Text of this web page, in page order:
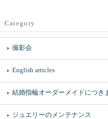
Category
撮影会
English articles
結婚指輪オーダーメイドにつき
ジュエリーのメンテナンス